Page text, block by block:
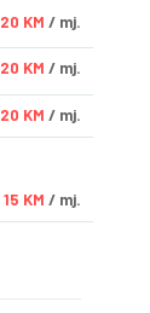
20 KM / mj.
20 KM / mj.
20 KM / mj.
15 KM / mj.